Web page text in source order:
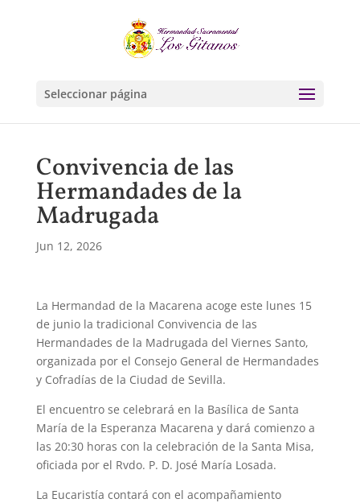
Seleccionar página
Convivencia de las
Hermandades de la
Madrugada
Jun 12, 2026
La Hermandad de la Macarena acoge este lunes 15
de junio la tradicional Convivencia de las
Hermandades de la Madrugada del Viernes Santo,
organizada por el Consejo General de Hermandades
y Cofradías de la Ciudad de Sevilla.
El encuentro se celebrará en la Basílica de Santa
María de la Esperanza Macarena y dará comienzo a
las 20:30 horas con la celebración de la Santa Misa,
oficiada por el Rvdo. P. D. José María Losada.
La Eucaristía contará con el acompañamiento